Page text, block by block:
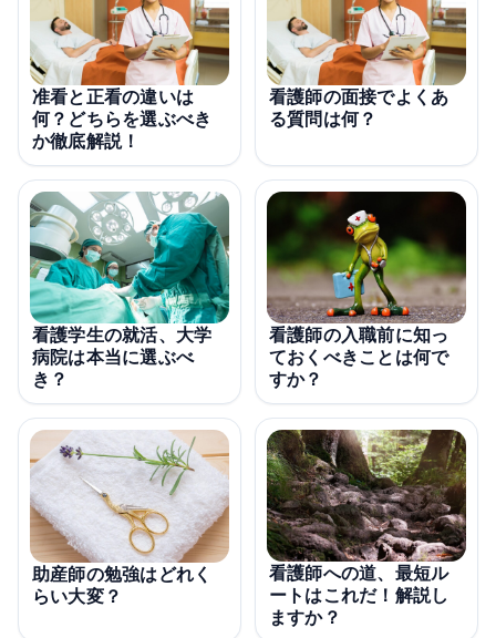
准看と正看の違いは
何？どちらを選ぶべき
か徹底解説！
看護師の面接でよくあ
る質問は何？
看護学生の就活、大学
病院は本当に選ぶべ
き？
看護師の入職前に知っ
ておくべきことは何で
すか？
助産師の勉強はどれく
らい大変？
看護師への道、最短ル
ートはこれだ！解説し
ますか？